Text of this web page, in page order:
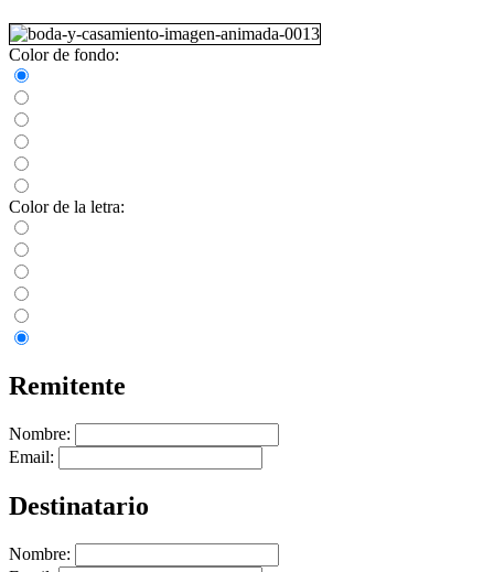
Color de fondo:
Color de la letra:
Remitente
Nombre:
Email:
Destinatario
Nombre: